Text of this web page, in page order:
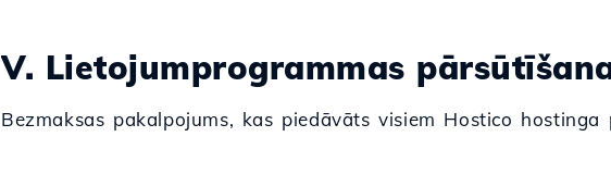
V. Lietojumprogrammas
Bezmaksas pakalpojums, kas piedāvāts visiem Hostico hostinga